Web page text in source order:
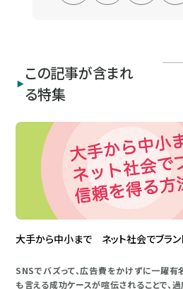
この記事が含まれ
る特集
大手から中小まで ネット社会でブラ
SNSでバズって、広告費をかけずに一躍
も言える成功ケースが喧伝されることで、